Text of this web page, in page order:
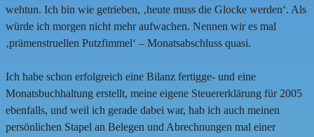
wehtun. Ich bin wie getrieben, ‚heute muss die Glocke werden‘. Als
würde ich morgen nicht mehr aufwachen. Nennen wir es mal
‚prämenstruellen Putzfimmel‘ – Monatsabschluss quasi.
Ich habe schon erfolgreich eine Bilanz fertigge- und eine
Monatsbuchhaltung erstellt, meine eigene Steuererklärung für 2005
ebenfalls, und weil ich gerade dabei war, hab ich auch meinen
persönlichen Stapel an Belegen und Abrechnungen mal einer